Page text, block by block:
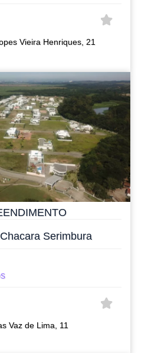
Vieira Henriques, 21
Serimbura
Vaz de Lima, 11